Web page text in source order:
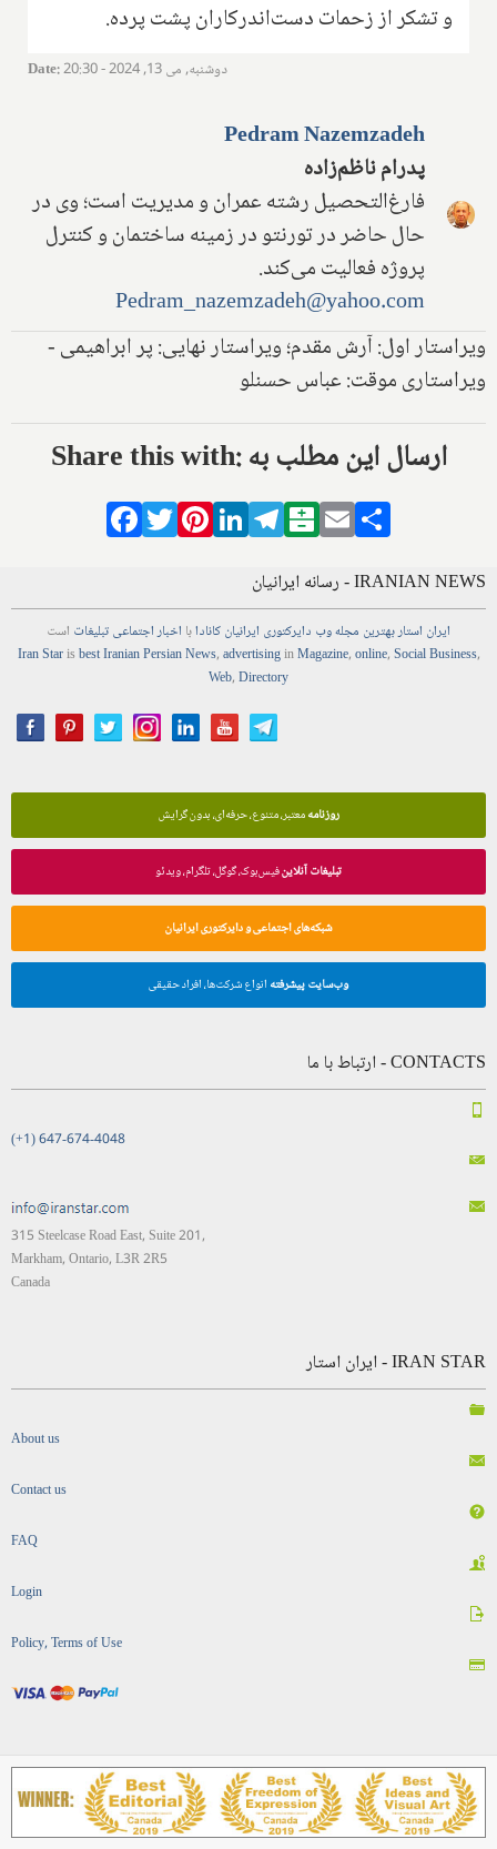
و تشکر از زحمات دست‌اندرکاران پشت پرده.
Date: دوشنبه, می 13, 2024 - 20:30
Pedram Nazemzadeh
پدرام ناظم‌زاده‌
فارغ‌التحصیل رشته عمران و مدیریت است؛ وی در
حال حاضر در تورنتو در زمینه ساختمان و کنترل
پروژه فعالیت می‌کند.
Pedram_nazemzadeh@yahoo.com
ویراستار اول: آرش مقدم؛ ویراستار نهایی: پر ابراهیمی -
ویراستاری موقت: عباس حسنلو
Share this with: ارسال این مطلب به
Facebook
TwitterPinterestLinkedIn
Telegram
Balatarin
Email
IRANIAN NEWS - رسانه ایرانیان
ایران استاربهترین مجلهوب دایرکتوری ایرانیان کانادابا اخباراجتماعیتبلیغات است
Iran Starisbest Iranian PersianNews,advertisinginMagazine,online,Social Business,
Web,Directory
روزنامهمعتبر، متنوع، حرفه‌ای، بدون گرایش
تبلیغات آنلاینفیس‌بوک، گوگل، تلگرام، ویدئو
شبکه‌های اجتماعی و دایرکتوری ایرانیان
وب‌سایت پیشرفته انواع شرکت‌ها، افراد حقیقی
CONTACTS - ارتباط با ما
(+1) 647-674-4048
315 Steelcase Road East, Suite 201,
Markham, Ontario, L3R 2R5
Canada
IRAN STAR - ایران استار
About us
Contact us
FAQ
Login
Policy, Terms of Use